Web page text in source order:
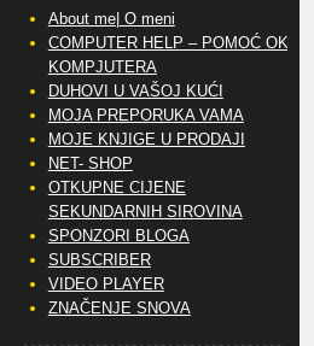
About me| O meni
COMPUTER HELP – POMOĆ OKO
KOMPJUTERA
DUHOVI U VAŠOJ KUĆI
MOJA PREPORUKA VAMA
MOJE KNJIGE U PRODAJI
NET- SHOP
OTKUPNE CIJENE
SEKUNDARNIH SIROVINA
SPONZORI BLOGA
SUBSCRIBER
VIDEO PLAYER
ZNAČENJE SNOVA